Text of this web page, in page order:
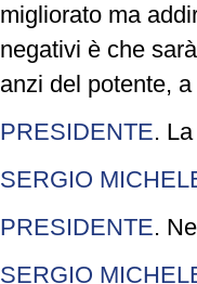
migliorato ma
negativi è che
anzi del potente,
PRESIDENTE.
SERGIO
PRESIDENTE.
SERGIO